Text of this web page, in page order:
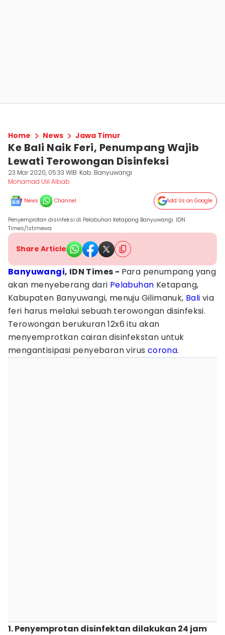
Home News Jawa Timur
Ke Bali Naik Feri, Penumpang Wajib
Lewati Terowongan Disinfeksi
23 Mar 2020, 05:33 WIB Kab. Banyuwangi
Mohamad Ulil Albab
News Channel Add Us on Google
Penyemprotan disinfeksi di Pelabuhan Ketapang Banyuwangi. IDN
Times/Istimewa
Share Article
Banyuwangi, IDN Times - Para penumpang yang
akan menyeberang dari Pelabuhan Ketapang,
Kabupaten Banyuwangi, menuju Gilimanuk, Bali via
feri harus melalui sebuah terowongan disinfeksi.
Terowongan berukuran 12x6 itu akan
menyemprotkan cairan disinfekstan untuk
mengantisipasi penyebaran virus corona.
1. Penyemprotan disinfektan dilakukan 24 jam